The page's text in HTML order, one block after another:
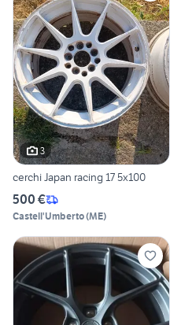
3
cerchi Japan racing 17 5x100
500 €
Castell'Umberto(ME)